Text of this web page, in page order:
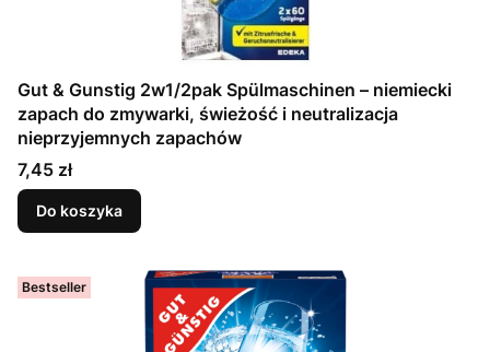
Gut & Gunstig 2w1/2pak Spülmaschinen – niemiecki
zapach do zmywarki, świeżość i neutralizacja
nieprzyjemnych zapachów
Cena
7,45 zł
Do koszyka
Bestseller